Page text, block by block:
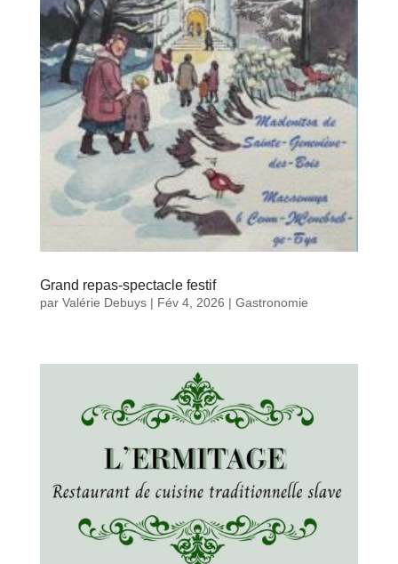
Grand repas-spectacle festif
par Valérie Debuys| Fév 4, 2026 | Gastronomie